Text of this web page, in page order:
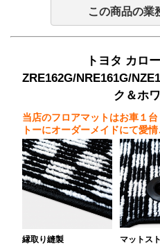
この商品の業
トヨタ カロ
ZRE162G/NRE161G/
ク＆ホ
当店のフロアマットはお車１
トーにオーダーメイドにて愛
縁取り縫製 マットス